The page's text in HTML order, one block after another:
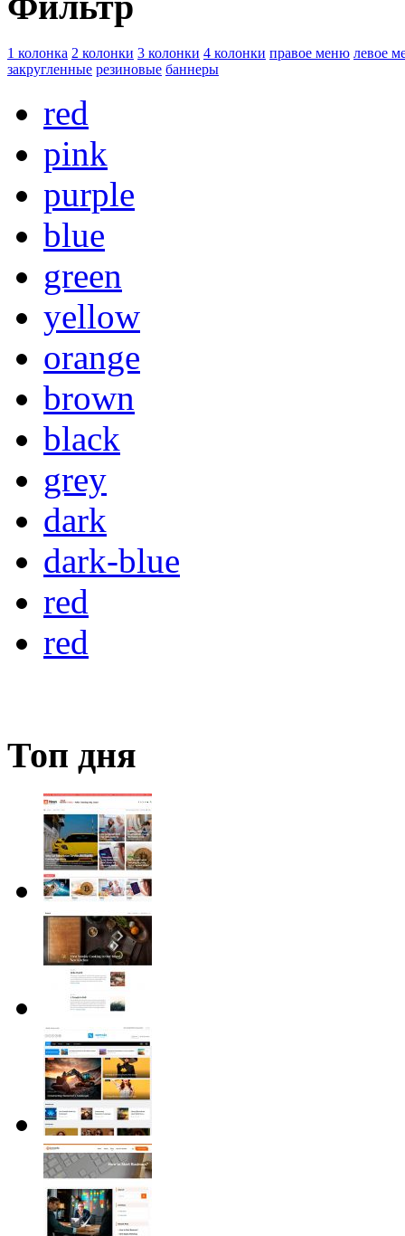
1 колонка 2 колонки 3 колонки 4 колонки правое меню левое
закругленные резиновые баннеры
red
pink
purple
blue
green
yellow
orange
brown
black
grey
dark
dark-blue
red
red
Топ дня